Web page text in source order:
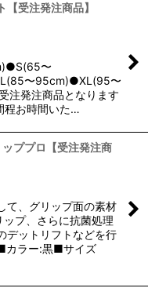
【受注発注商品】
〜
〜95cm)●XL(95〜
注発注商品となります
程お時間いた…
ププロ【受注発注商
て、グリップ面の素材
プ、さらに抗菌処理
デットリフトなどを行
カラー:黒■サイズ